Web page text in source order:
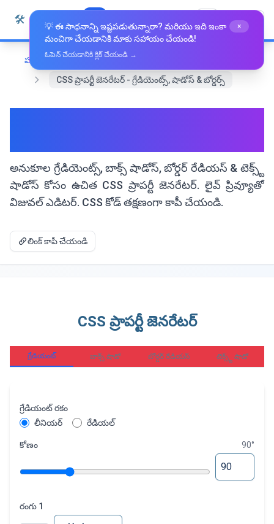
కంటెంట్‌కు వెళ్లండి
🛠️ Whiz Tools తెలుగు
హోమ్
అభివృద్ధి సాధనాలు
CSS ప్రాపర్టీ జెనరేటర్ - గ్రేడియెంట్స్, షాడోస్ & బోర్డర్స్
అనుకూల గ్రేడియెంట్స్, బాక్స్ షాడోస్, బోర్డర్ రేడియస్ & టెక్స్ట్
షాడోస్ కోసం ఉచిత CSS ప్రాపర్టీ జెనరేటర్. లైవ్ ప్రివ్యూతో
విజువల్ ఎడిటర్. CSS కోడ్ తక్షణంగా కాపీ చేయండి.
లింక్ కాపీ చేయండి
CSS ప్రాపర్టీ జెనరేటర్
గ్రేడియంట్ బాక్స్ షాడో బోర్డర్ రేడియస్ టెక్స్ట్ షాడో
గ్రేడియంట్ రకం
లీనియర్
రేడియల్
కోణం 90°
రంగు 1
💡 ఈ సాధనాన్ని ఇష్టపడుతున్నారా? మరియు ఇది ఇంకా
మంచిగా చేయడానికి మాకు సహాయం చేయండి!
×
ఓపెన్ చేయడానికి క్లిక్ చేయండి →